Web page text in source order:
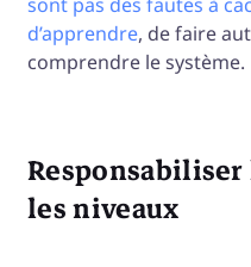
d’apprendre, de faire
comprendre le système.
les niveaux